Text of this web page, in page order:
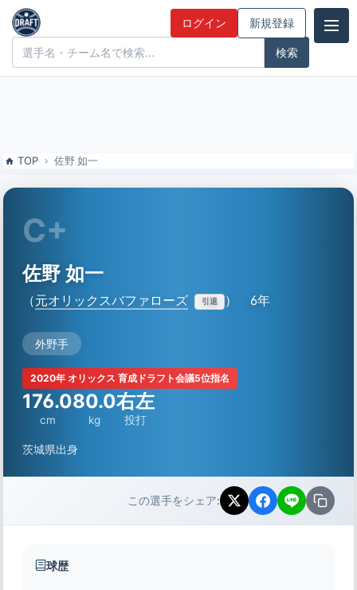
佐野 如一（元オリックスバファローズ）の特徴とドラフト評価 | ドラ
フト候補とみんなの評価
ドラフト候補とみんなの評価 ログイン 新規登録
TOP 佐野 如一
C+
佐野 如一
（元オリックスバファローズ 引退 ） 6年
外野手
2020年 オリックス 育成ドラフト会議5位指名
176.0
cm
80.0
kg
右左
投打
茨城県出身
この選手をシェア:
球歴